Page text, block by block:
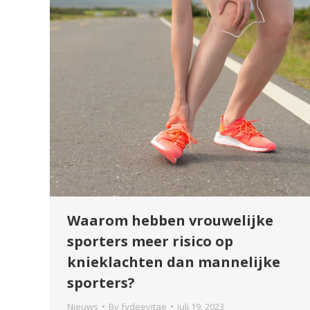
Waarom hebben vrouwelijke
sporters meer risico op
knieklachten dan mannelijke
sporters?
Nieuws By fydeevitae juli 19, 2023